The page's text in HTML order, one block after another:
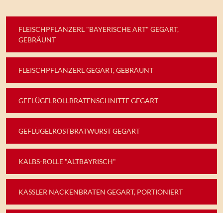
FLEISCHPFLANZERL "BAYERISCHE ART" GEGART,
GEBRÄUNT
FLEISCHPFLANZERL GEGART, GEBRÄUNT
GEFLÜGELROLLBRATENSCHNITTE GEGART
GEFLÜGELROSTBRATWURST GEGART
KALBS-ROLLE "ALTBAYRISCH"
KASSLER NACKENBRATEN GEGART, PORTIONIERT